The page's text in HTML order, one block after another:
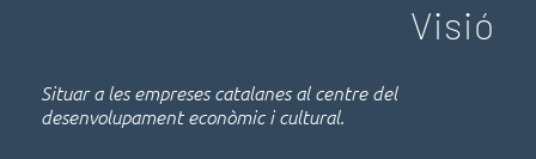
Visió
Situar a les empreses catalanes al centre del
desenvolupament econòmic i cultural.